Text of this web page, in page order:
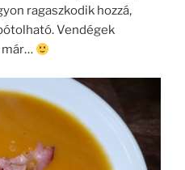
ragaszkodik hozzá,
Vendégek
már…